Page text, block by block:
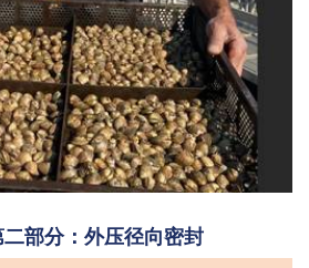
部分：外压径向密封